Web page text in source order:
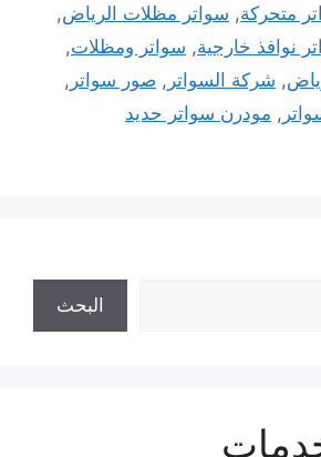
متحركة, سواتر مظلات الرياض,
نوافذ خارجية, سواتر ومظلات,
, شركة السواتر , صور سواتر ,
, مودرن سواتر حديد
البحث